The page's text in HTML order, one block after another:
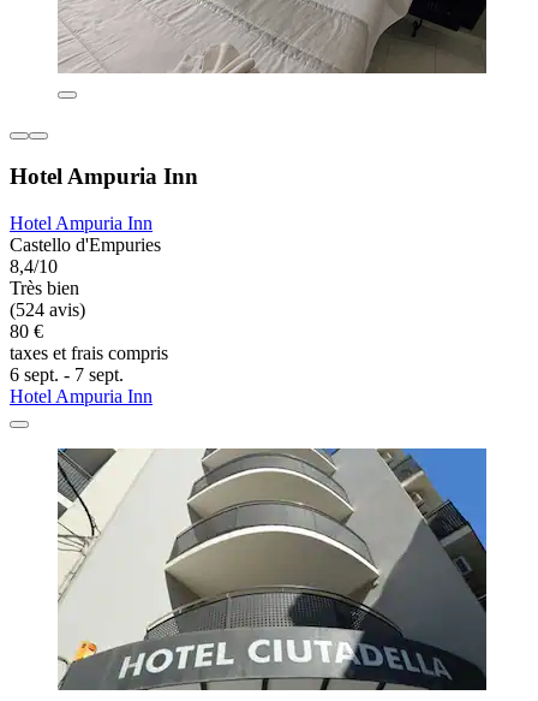
Hotel Ampuria Inn
Hotel Ampuria Inn
Castello d'Empuries
8,4/10
Très bien
(524 avis)
80 €
taxes et frais compris
6 sept. - 7 sept.
Hotel Ampuria Inn